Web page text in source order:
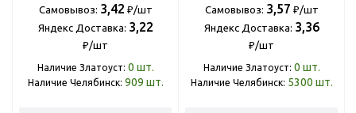
Самовывоз: 3,42 ₽/шт
Яндекс Доставка: 3,22
₽/шт
Наличие Златоуст: 0 шт.
Наличие Челябинск: 909 шт.
Самовывоз: 3,57 ₽/шт
Яндекс Доставка: 3,36
₽/шт
Наличие Златоуст: 0 шт.
Наличие Челябинск: 5300 шт.